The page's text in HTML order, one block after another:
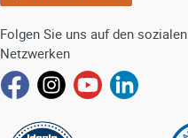
Folgen Sie uns auf den sozialen
Netzwerken